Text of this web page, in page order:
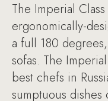
The Imperial
ergonomically-
a full 180
sofas. The
best chefs in
sumptuous dishes